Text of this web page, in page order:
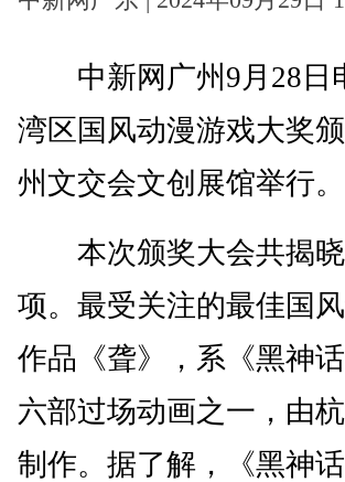
中新网广州9月28日
湾区国风动漫游戏大奖
州文交会文创展馆举行。
本次颁奖大会共揭晓
项。最受关注的最佳国
作品《聋》，系《黑神
六部过场动画之一，由
制作。据了解，《黑神